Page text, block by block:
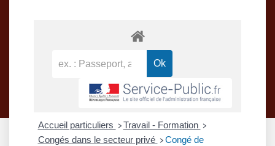
Accueil particuliers > Travail - Formation >
Congés dans le secteur privé > Congé de